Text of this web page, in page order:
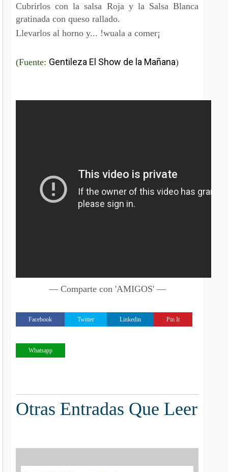
Cubrirlos con la salsa Roja y la Salsa Blanca
gratinada con queso rallado.
Llevarlos al horno y... !wuala a comer¡
(Fuente: Gentileza El Show de la Mañana)
— Comparte con 'AMIGOS' —
Facebook Twitter Linkedin Pin It
Whatsapp
Otras Entradas Que Leer